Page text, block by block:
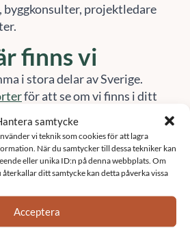
samtycke
vi teknik som cookies för att lagra
När du samtycker till dessa tekniker kan
eller unika ID:n på denna webbplats. Om
ditt samtycke kan detta påverka vissa
Acceptera
byggkonsulter, projektledare
finns vi
i stora delar av Sverige.
för att se om vi finns i ditt
oss